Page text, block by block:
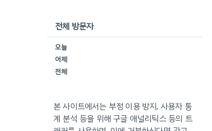
전체 방문자
오늘
어제
전체
본 사이트에서는 부정 이용 방지, 사용자 통
계 분석 등을 위해 구글 애널리틱스 등의 트